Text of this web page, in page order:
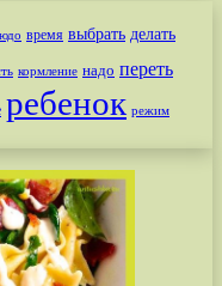
время выбрать делать
кормление надо переть
ребенок режим